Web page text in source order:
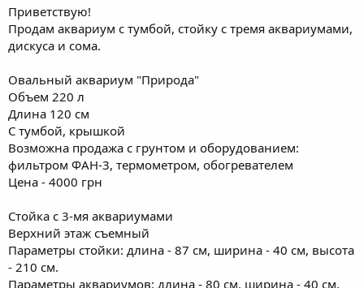
Приветствую!
Продам аквариум с тумбой, стойку с тремя аквариумами,
дискуса и сома.
Овальный аквариум "Природа"
Объем 220 л
Длина 120 см
С тумбой, крышкой
Возможна продажа с грунтом и оборудованием:
фильтром ФАН-3, термометром, обогревателем
Цена - 4000 грн
Стойка с 3-мя аквариумами
Верхний этаж съемный
Параметры стойки: длина - 87 см, ширина - 40 см, высота
- 210 см.
Параметры аквариумов: длина - 80 см, ширина - 40 см,